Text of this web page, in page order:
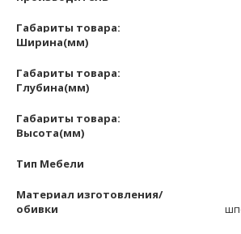
Габариты товара:
Ширина(мм)
Габариты товара:
Глубина(мм)
Габариты товара:
Высота(мм)
Тип Мебели
Материал изготовления/
обивки